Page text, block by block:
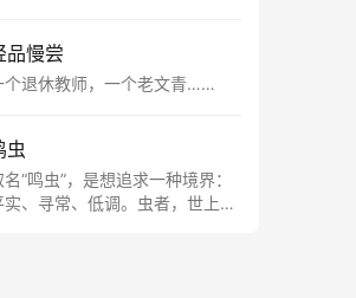
品慢尝
个退休教师，一个老文青……
虫
名“鸣虫”，是想追求一种境界：
实、寻常、低调。虫者，世上最